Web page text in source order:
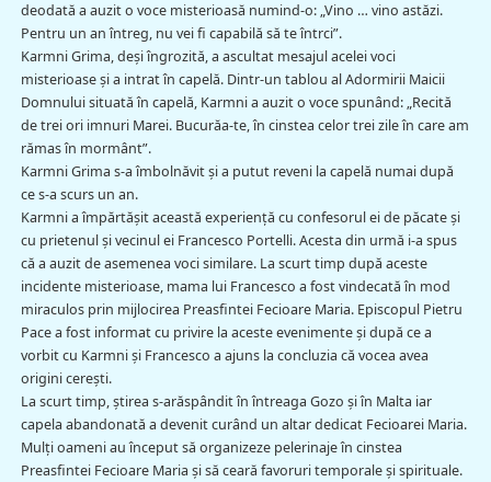
deodată a auzit o voce misterioasă numind-o: „Vino … vino astăzi.
Pentru un an întreg, nu vei fi capabilă să te întrci”.
Karmni Grima, deși îngrozită, a ascultat mesajul acelei voci
misterioase și a intrat în capelă. Dintr-un tablou al Adormirii Maicii
Domnului situată în capelă, Karmni a auzit o voce spunând: „Recită
de trei ori imnuri Marei. Bucurăa-te, în cinstea celor trei zile în care am
rămas în mormânt”.
Karmni Grima s-a îmbolnăvit și a putut reveni la capelă numai după
ce s-a scurs un an.
Karmni a împărtășit această experiență cu confesorul ei de păcate și
cu prietenul și vecinul ei Francesco Portelli. Acesta din urmă i-a spus
că a auzit de asemenea voci similare. La scurt timp după aceste
incidente misterioase, mama lui Francesco a fost vindecată în mod
miraculos prin mijlocirea Preasfintei Fecioare Maria. Episcopul Pietru
Pace a fost informat cu privire la aceste evenimente și după ce a
vorbit cu Karmni și Francesco a ajuns la concluzia că vocea avea
origini cerești.
La scurt timp, ştirea s-arăspândit în întreaga Gozo și în Malta iar
capela abandonată a devenit curând un altar dedicat Fecioarei Maria.
Mulți oameni au început să organizeze pelerinaje în cinstea
Preasfintei Fecioare Maria și să ceară favoruri temporale și spirituale.